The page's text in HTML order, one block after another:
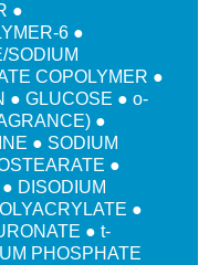
●
6 ●
SODIUM
COPOLYMER ●
● GLUCOSE ● o-
●
● SODIUM
●
DISODIUM
●
● t-
PHOSPHATE